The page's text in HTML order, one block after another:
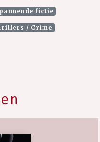
fictie
/ Crime